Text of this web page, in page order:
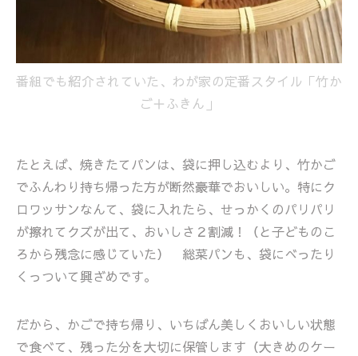
番組でも紹介されていた、わが家の定番スタイル「竹か
ご＋ふきん」
たとえば、焼きたてパンは、袋に押し込むより、竹かご
でふんわり持ち帰った方が断然豪華でおいしい。特にク
ロワッサンなんて、袋に入れたら、せっかくのパリパリ
が擦れてクズが出て、おいしさ２割減！（と子どものこ
ろから残念に感じていた） 総菜パンも、袋にべったり
くっついて興ざめです。
だから、かごで持ち帰り、いちばん美しくおいしい状態
で食べて、残った分を大切に保管します（大きめのケー